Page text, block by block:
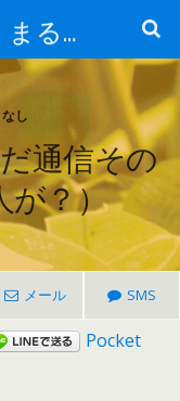
美と健康の創造館 まるとみ薬品 ぐんまの薬屋 芳さんのブログ
し
通信その
が？）
メール SMS
Pocket